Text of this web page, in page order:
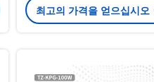
온도 보호
최고의 가격을 얻으십시오